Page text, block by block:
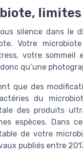
silence dans le
Votre
votre
qu’une
que des
du
des produits
espèces. Dans
de votre
publiés entre